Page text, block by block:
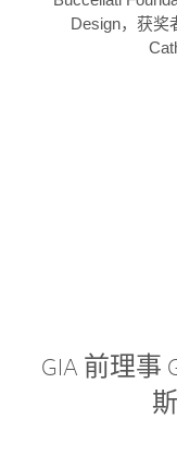
Design，获奖
GIA 前理事